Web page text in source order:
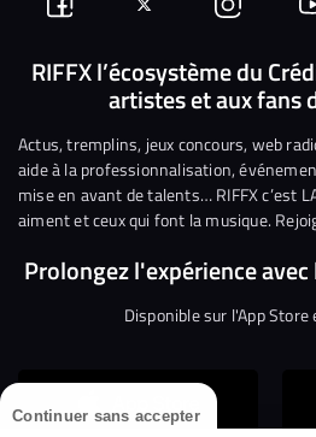
Continuer sans accepter
Suivez-
nous
Facebook
Suivez-
nous
sur
Twitter
Nous
sur
RIFFX l’écosystème du
artistes et aux fans
Actus, tremplins, jeux concours, web
aide à la professionnalisation,
mise en avant de talents… RIFFX c’est
aiment et ceux qui font la musique.
Prolongez l'expérience
Disponible sur l'App Store